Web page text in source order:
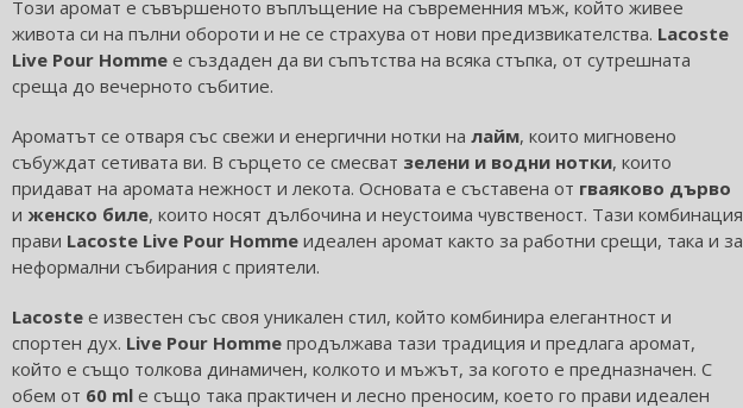
Този аромат е съвършеното въплъщение на съвременния мъж, който живее
живота си на пълни обороти и не се страхува от нови предизвикателства. Lacoste
Live Pour Homme е създаден да ви съпътства на всяка стъпка, от сутрешната
среща до вечерното събитие.
Ароматът се отваря със свежи и енергични нотки на лайм, които мигновено
събуждат сетивата ви. В сърцето се смесват зелени и водни нотки, които
придават на аромата нежност и лекота. Основата е съставена от гваяково дърво
и женско биле, които носят дълбочина и неустоима чувственост. Тази комбинация
прави Lacoste Live Pour Homme идеален аромат както за работни срещи, така и за
неформални събирания с приятели.
Lacoste е известен със своя уникален стил, който комбинира елегантност и
спортен дух. Live Pour Homme продължава тази традиция и предлага аромат,
който е също толкова динамичен, колкото и мъжът, за когото е предназначен. С
обем от 60 ml е също така практичен и лесно преносим, което го прави идеален